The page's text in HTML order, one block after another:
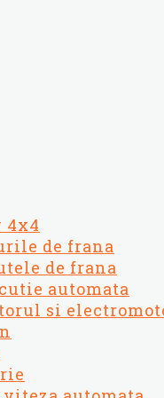
4x4
de frana
de frana
automata
si